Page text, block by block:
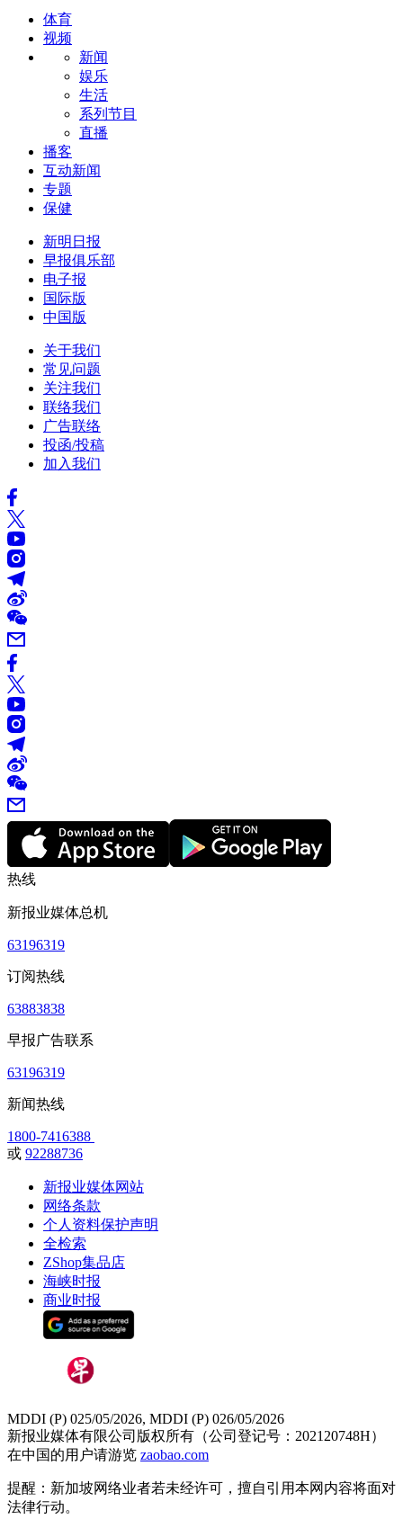
体育
视频
新闻
娱乐
生活
系列节目
直播
播客
互动新闻
专题
保健
新明日报
早报俱乐部
电子报
国际版
中国版
关于我们
常见问题
关注我们
联络我们
广告联络
投函/投稿
加入我们
热线
新报业媒体总机
63196319
订阅热线
63883838
早报广告联系
63196319
新闻热线
1800-7416388
或 92288736
新报业媒体网站
网络条款
个人资料保护声明
全检索
ZShop集品店
海峡时报
商业时报
MDDI (P) 025/05/2026, MDDI (P) 026/05/2026
新报业媒体有限公司版权所有（公司登记号：202120748H）
在中国的用户请游览 zaobao.com
提醒：新加坡网络业者若未经许可，擅自引用本网内容将面对
法律行动。